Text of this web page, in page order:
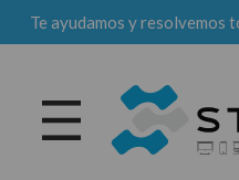
Te ayudamos y resolvemos